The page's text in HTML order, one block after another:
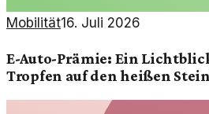
Mobilität16. Juli 2026
E-Auto-Prämie: Ein
Tropfen auf den heißen